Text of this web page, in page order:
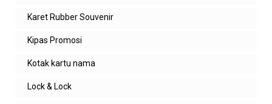
Karet Rubber Souvenir
Kipas Promosi
Kotak kartu nama
Lock & Lock